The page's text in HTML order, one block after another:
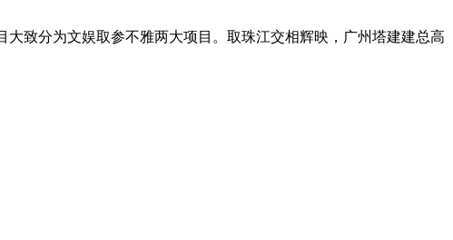
致分为文娱取参不雅两大项目。取珠江交相辉映，广州塔建建总高